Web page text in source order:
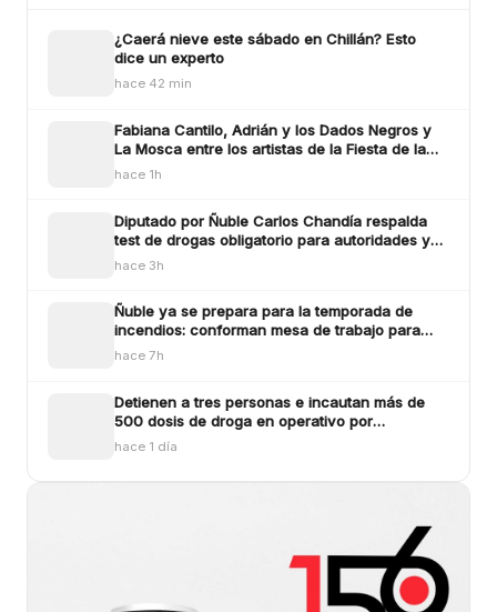
¿Caerá nieve este sábado en Chillán? Esto
dice un experto
hace 42 min
Fabiana Cantilo, Adrián y los Dados Negros y
La Mosca entre los artistas de la Fiesta de la
Longaniza Chillán 2026
hace 1h
Diputado por Ñuble Carlos Chandía respalda
test de drogas obligatorio para autoridades y
funcionarios públicos
hace 3h
Ñuble ya se prepara para la temporada de
incendios: conforman mesa de trabajo para
enfrentar los siniestros
hace 7h
Detienen a tres personas e incautan más de
500 dosis de droga en operativo por
microtráfico en Bulne
hace 1 día